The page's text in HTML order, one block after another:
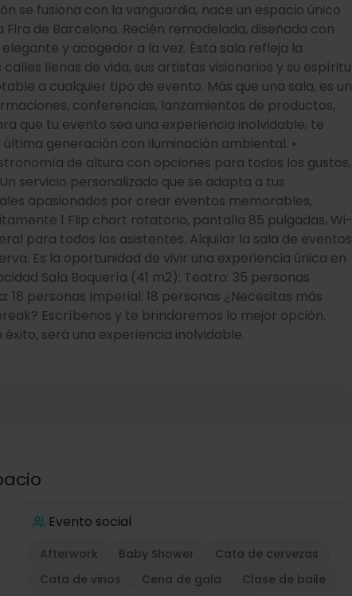
se fusiona con la vanguardia, nace un espacio único
de Barcelona. Recién remodelada, diseñada con
y acogedor a la vez. Ésta sala refleja la
llenas de vida, sus artistas visionarios y su espíritu
a cualquier tipo de evento. Más que una sala, es un
conferencias, lanzamientos de productos,
que tu evento sea una experiencia inolvidable, te
generación con iluminación ambiental. •
de altura con opciones para todos los gustos,
servicio personalizado que se adapta a tus
apasionados por crear eventos memorables,
1 Flip chart rotatorio, pantalla 85 pulgadas, Wi-
para todos los asistentes. Alquilar la sala de eventos
Es la oportunidad de vivir una experiencia única en
Sala Boquería (41 m2): Teatro: 35 personas
18 personas Imperial: 18 personas ¿Necesitas más
Escríbenos y te brindaremos lo mejor opción.
será una experiencia inolvidable.
Evento social
Afterwork Baby Shower
Cata de cervezas
Cata de vinos
Cena de gala
Clase de baile